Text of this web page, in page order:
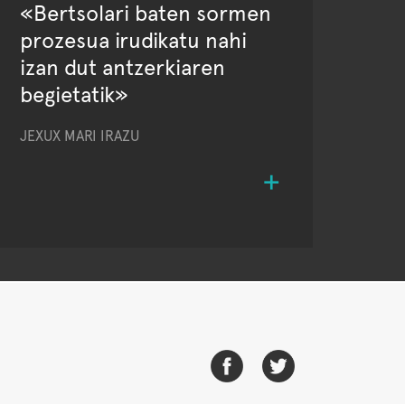
«Bertsolari baten sormen
prozesua irudikatu nahi
izan dut antzerkiaren
begietatik»
JEXUX MARI IRAZU